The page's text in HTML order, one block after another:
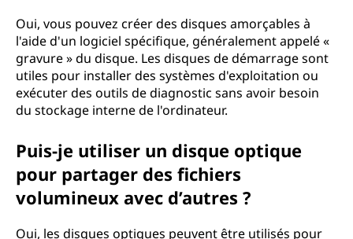
Oui, vous pouvez créer des disques amorçables à
l'aide d'un logiciel spécifique, généralement appelé «
gravure » du disque. Les disques de démarrage sont
utiles pour installer des systèmes d'exploitation ou
exécuter des outils de diagnostic sans avoir besoin
du stockage interne de l'ordinateur.
Puis-je utiliser un disque optique
pour partager des fichiers
volumineux avec d’autres ?
Oui, les disques optiques peuvent être utilisés pour